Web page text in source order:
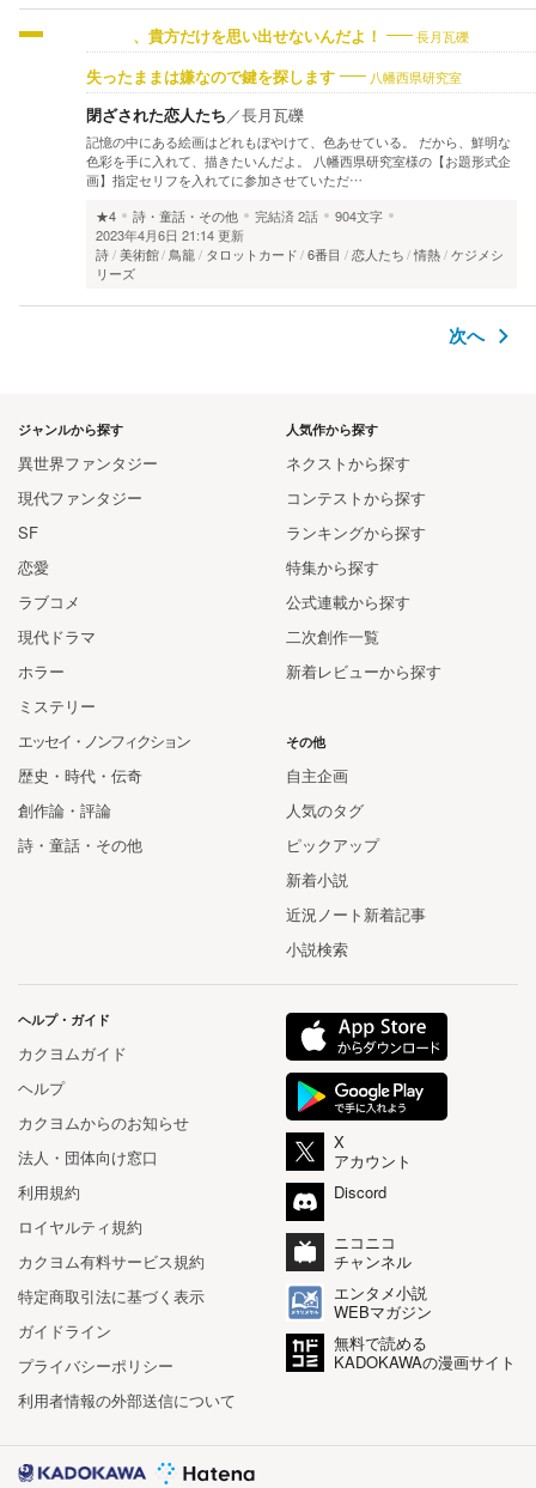
、貴方だけを思い出せないんだよ！ 長月瓦礫
失ったままは嫌なので鍵を探します 八幡西県研究室
閉ざされた恋人たち／長月瓦礫
記憶の中にある絵画はどれもぼやけて、色あせている。 だから、鮮明な
色彩を手に入れて、描きたいんだよ。 八幡西県研究室様の【お題形式企
画】指定セリフを入れてに参加させていただ…
★4
詩・童話・その他 完結済2話
904文字
2023年4月6日 21:14 更新
詩 美術館 鳥籠 タロットカード 6番目 恋人たち 情熱 ケジメシ
リーズ
次へ
人気作から探す
ネクストから探す
コンテストから探す
ランキングから探す
特集から探す
公式連載から探す
二次創作一覧
新着レビューから探す
ジャンルから探す
異世界ファンタジー
現代ファンタジー
SF
恋愛
ラブコメ
現代ドラマ
ホラー
ミステリー
エッセイ・ノンフィクション
歴史・時代・伝奇
創作論・評論
詩・童話・その他
その他
自主企画
人気のタグ
ピックアップ
新着小説
近況ノート新着記事
小説検索
ヘルプ・ガイド
カクヨムガイド
ヘルプ
カクヨムからのお知らせ
法人・団体向け窓口
利用規約
ロイヤルティ規約
カクヨム有料サービス規約
特定商取引法に基づく表示
ガイドライン
プライバシーポリシー
利用者情報の外部送信について
X
アカウント
Discord
ニコニコ
チャンネル
エンタメ小説
WEBマガジン
無料で読める
KADOKAWAの漫画サイト